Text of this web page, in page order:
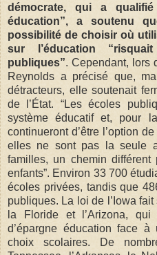
démocrate, qui a
éducation”, a soutenu
possibilité de choisir où
sur l’éducation
publiques”. Cependant, lors
Reynolds a précisé que,
détracteurs, elle soutenait
de l’État. “Les écoles
système éducatif et, pour
continueront d’être l’option
elles ne sont pas la seule
familles, un chemin
enfants”. Environ 33 700
écoles privées, tandis que
publiques. La loi de l’Iowa
la Floride et l’Arizona,
d’épargne éducation face
choix scolaires. De